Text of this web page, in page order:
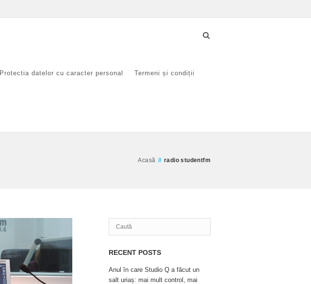
Protectia datelor cu caracter personal Termeni și condiții
Acasă // radio studentfm
RECENT POSTS
Anul în care Studio Q a făcut un
salt uriaș: mai mult control, mai